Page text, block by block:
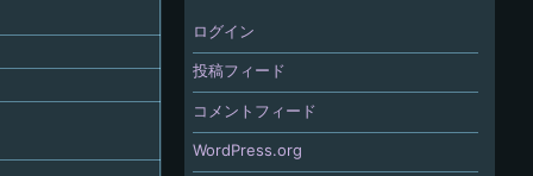
ログイン
投稿フィード
コメントフィード
WordPress.org